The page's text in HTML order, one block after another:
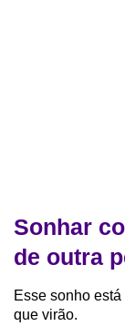
Sonhar
de outra
Esse sonho
que virão.